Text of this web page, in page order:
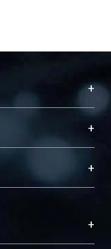
+
久珍藏及向國際
量，圖書館整合
不同功能平
。期能整合研
researcher
+
+
+